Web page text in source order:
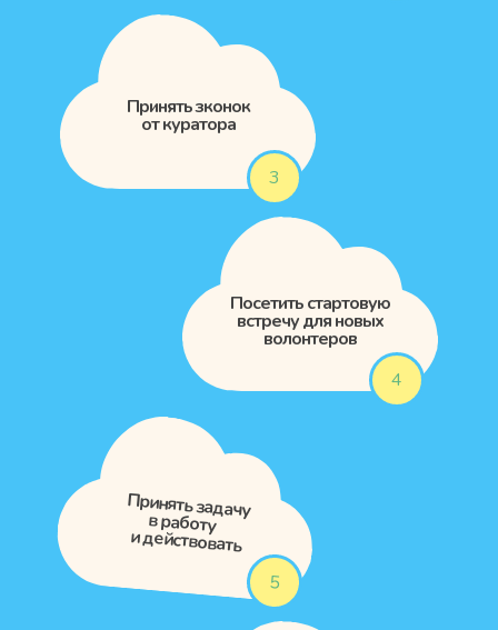
5
Принять задачу
в работу
и действовать
4
Посетить стартовую
встречу для новых
волонтеров
3
Принять зконок
от куратора